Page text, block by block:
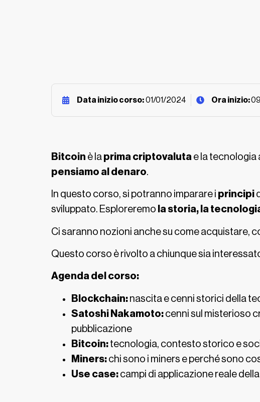
Data inizio corso:01/01/2024 Ora inizio:
Bitcoin è la prima criptovaluta e la tecnologia
pensiamo al denaro.
In questo corso, si potranno imparare i principi
sviluppato. Esploreremo la storia, la
Ci saranno nozioni anche su come acquistare,
Questo corso è rivolto a chiunque sia
Agenda del corso:
Blockchain: nascita e cenni storici della
Satoshi Nakamoto: cenni sul misterioso
pubblicazione
Bitcoin: tecnologia, contesto storico e
Miners: chi sono i miners e perché sono
Use case: campi di applicazione reale